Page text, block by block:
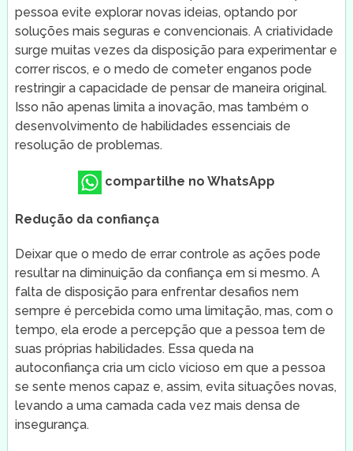
pessoa evite explorar novas ideias, optando por
soluções mais seguras e convencionais. A criatividade
surge muitas vezes da disposição para experimentar e
correr riscos, e o medo de cometer enganos pode
restringir a capacidade de pensar de maneira original.
Isso não apenas limita a inovação, mas também o
desenvolvimento de habilidades essenciais de
resolução de problemas.
compartilhe no WhatsApp
Redução da confiança
Deixar que o medo de errar controle as ações pode
resultar na diminuição da confiança em si mesmo. A
falta de disposição para enfrentar desafios nem
sempre é percebida como uma limitação, mas, com o
tempo, ela erode a percepção que a pessoa tem de
suas próprias habilidades. Essa queda na
autoconfiança cria um ciclo vicioso em que a pessoa
se sente menos capaz e, assim, evita situações novas,
levando a uma camada cada vez mais densa de
insegurança.